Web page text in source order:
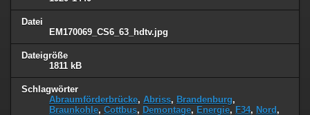
Datei
EM170069_CS6_63_hdtv.jpg
Dateigröße
1811 kB
Schlagwörter
Abraumförderbrücke, Abriss, Brandenburg,
Braunkohle, Cottbus, Demontage, Energie, F34, Nord ,